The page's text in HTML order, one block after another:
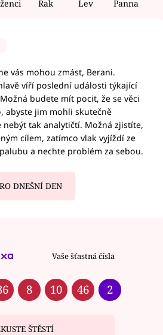
Rak Lev Panna
vás mohou zmást, Berani.
víří poslední události týkající
budete mít pocit, že se věci
abyste jim mohli skutečně
nebýt tak analytičtí. Možná zjistíte,
cílem, zatímco vlak vyjíždí ze
a nechte problém za sebou.
DNEŠNÍ DEN
Vaše šťastná čísla
8 10 46 2
ŠTĚSTÍ